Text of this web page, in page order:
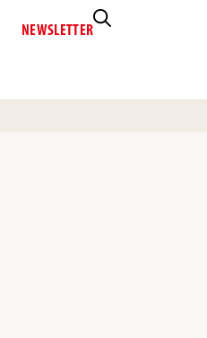
NEWSLETTER